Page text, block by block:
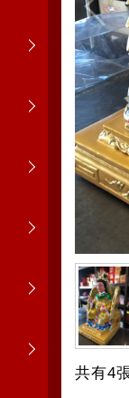
共有4